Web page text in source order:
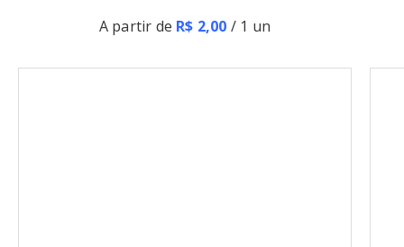
A partir de R$ 2,00 / 1 un